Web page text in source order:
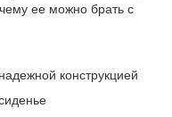
ее можно брать с
конструкцией